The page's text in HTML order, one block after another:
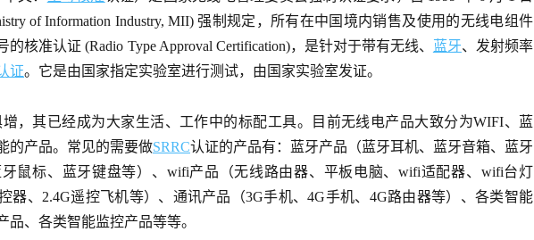
of Information Industry, MII) 强制规定，所有在中国境内销售及使用的无线电组件
核准认证 (Radio Type Approval Certification)，是针对于带有无线、
蓝牙、发射频率
证。它是由国家指定实验室进行测试，由国家实验室发证。
，其已经成为大家生活、工作中的标配工具。目前无线电产品大致分为WIFI、蓝
的产品。常见的需要做SRRC认证的产品有：蓝牙产品（蓝牙耳机、蓝牙音箱、蓝牙
鼠标、蓝牙键盘等）、wifi产品（无线路由器、平板电脑、wifi适配器、wifi台灯
器、2.4G遥控飞机等）、通讯产品（3G手机、4G手机、4G路由器等）、各类智能
品、各类智能监控产品等等。